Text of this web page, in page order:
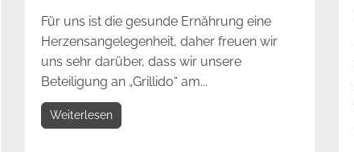
Für uns ist die gesunde Ernährung eine
Herzensangelegenheit, daher freuen wir
uns sehr darüber, dass wir unsere
Beteiligung an „Grillido“ am...
Weiterlesen